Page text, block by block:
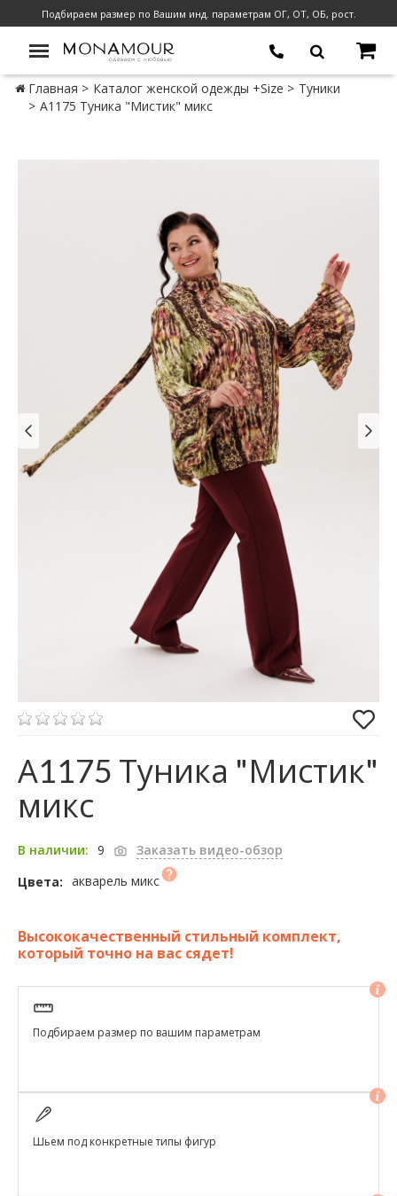
Подбираем размер по Вашим инд. параметрам ОГ, ОТ, ОБ, рост.
Главная Каталог женской одежды +Size
Туники
А1175 Туника "Мистик" микс
А1175 Туника "Мистик"
микс
В наличии: 9
Заказать видео-обзор
Цвета: акварель микс
Высококачественный стильный комплект,
который точно на вас сядет!
Подбираем размер по вашим параметрам
Шьем под конкретные типы фигур